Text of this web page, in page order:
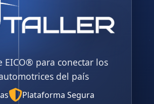
para conectar los
del país
Plataforma Segura